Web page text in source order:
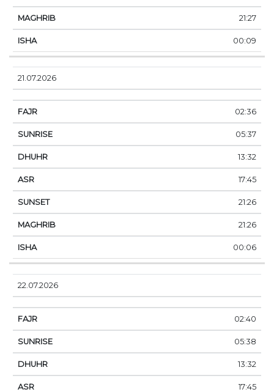
21:27
00:09
21.07.2026
02:36
05:37
13:32
17:45
21:26
21:26
00:06
22.07.2026
02:40
05:38
13:32
17:45